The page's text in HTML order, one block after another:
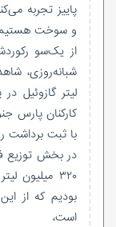
پاییز تجربه
و سوخت
از یک‌سو
لیتر گازوئیل
کارکنان پارس
با ثبت برداشت روزانه ۷۱۲ میلیون
در بخش توزیع
۳۲۰
است،